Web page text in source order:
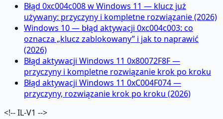
Błąd 0xc004c008 w Windows 11 — klucz już
używany: przyczyny i kompletne rozwiązanie (2026)
Windows 10 — błąd aktywacji 0xc004c003: co
oznacza „klucz zablokowany” i jak to naprawić
(2026)
Błąd aktywacji Windows 11 0x80072F8F —
przyczyny i kompletne rozwiązanie krok po kroku
Błąd aktywacji Windows 11 0xC004F074 —
przyczyny, rozwiązanie krok po kroku (2026)
<!-- IL-V1 -->